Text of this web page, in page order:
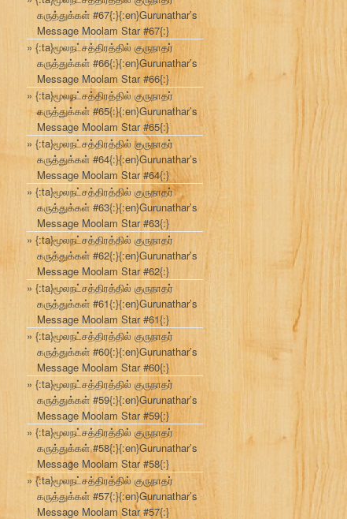
கருத்துக்கள் #67{:}{:en}Gurunathar’s
Message Moolam Star #67{:}
{:ta}மூலநட்சத்திரத்தில் குருநாதர்
கருத்துக்கள் #66{:}{:en}Gurunathar’s
Message Moolam Star #66{:}
{:ta}மூலநட்சத்திரத்தில் குருநாதர்
கருத்துக்கள் #65{:}{:en}Gurunathar’s
Message Moolam Star #65{:}
{:ta}மூலநட்சத்திரத்தில் குருநாதர்
கருத்துக்கள் #64{:}{:en}Gurunathar’s
Message Moolam Star #64{:}
{:ta}மூலநட்சத்திரத்தில் குருநாதர்
கருத்துக்கள் #63{:}{:en}Gurunathar’s
Message Moolam Star #63{:}
{:ta}மூலநட்சத்திரத்தில் குருநாதர்
கருத்துக்கள் #62{:}{:en}Gurunathar’s
Message Moolam Star #62{:}
{:ta}மூலநட்சத்திரத்தில் குருநாதர்
கருத்துக்கள் #61{:}{:en}Gurunathar’s
Message Moolam Star #61{:}
{:ta}மூலநட்சத்திரத்தில் குருநாதர்
கருத்துக்கள் #60{:}{:en}Gurunathar’s
Message Moolam Star #60{:}
{:ta}மூலநட்சத்திரத்தில் குருநாதர்
கருத்துக்கள் #59{:}{:en}Gurunathar’s
Message Moolam Star #59{:}
{:ta}மூலநட்சத்திரத்தில் குருநாதர்
கருத்துக்கள் #58{:}{:en}Gurunathar’s
Message Moolam Star #58{:}
{:ta}மூலநட்சத்திரத்தில் குருநாதர்
கருத்துக்கள் #57{:}{:en}Gurunathar’s
Message Moolam Star #57{:}